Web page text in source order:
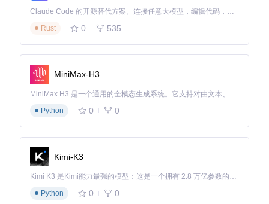
Claude Code 的开源替代方案。连接任意大模型，编辑代码，运行命令，自动验证 — 全自动执行。用 Rust 构建，极致性能。 ｜ An open-source alternative to Claude Code. Connect any LLM, edit code, run commands, and verify changes — autonomously. Built in Rust for speed. Get Started
Rust
0 535
MiniMax-H3
MiniMax H3 是一个通用的全模态生成系统。它支持对由文本、图像、视频和音频组成的多模态上下文进行统一理解，并能生成分辨率高达 2K、时长可达 15 秒的带原生立体声音频的视频。得益于面向任务泛化的系统设计，H3 在预训练阶段就已具备广泛的多模态上下文理解与生成能力，能够出色地执行复杂的多模态指令。
Python
0 0
Kimi-K3
Kimi K3 是Kimi能力最强的模型：这是一个拥有 2.8 万亿参数的混合专家（MoE）模型，具备原生视觉理解能力，并支持 100 万 token 的上下文窗口。
Python
0 0